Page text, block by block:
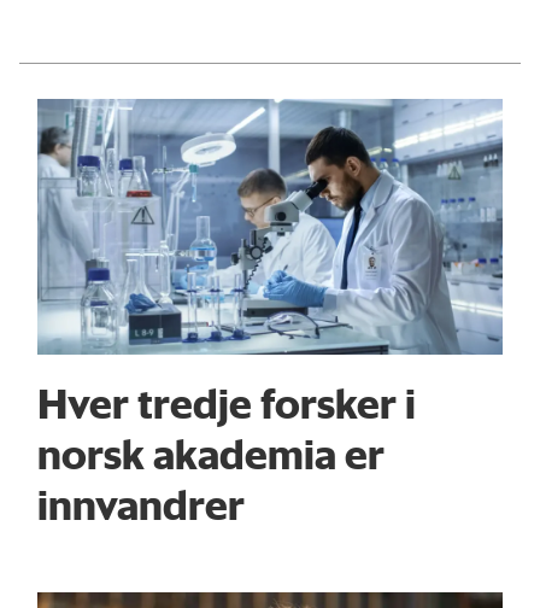
Hver tredje forsker i
norsk akademia er
innvandrer